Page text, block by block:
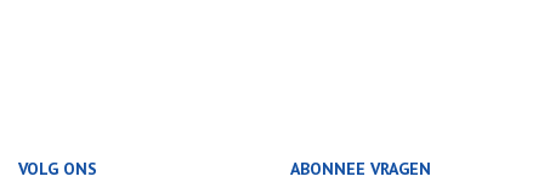
VOLG ONS ABONNEE VRAGEN